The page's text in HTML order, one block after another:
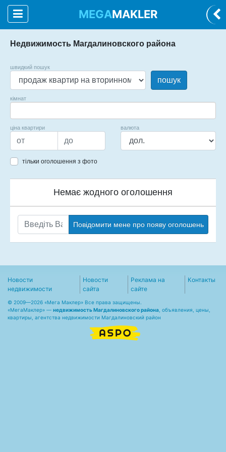
MEGAMAKLER
Недвижимость Магдалиновского района
швидкий пошук
пошук
кімнат
ціна квартири валюта
тільки оголошення з фото
Немає жодного оголошення
Повідомити мене про появу оголошень
Новости
недвижимости
Новости
сайта
Реклама на
сайте
Контакты
© 2009—2026 «Мега Маклер» Все права защищены.
«МегаМаклер» — недвижимость Магдалиновского района , объявления, цены,
квартиры, агентства недвижимости Магдалиновский район